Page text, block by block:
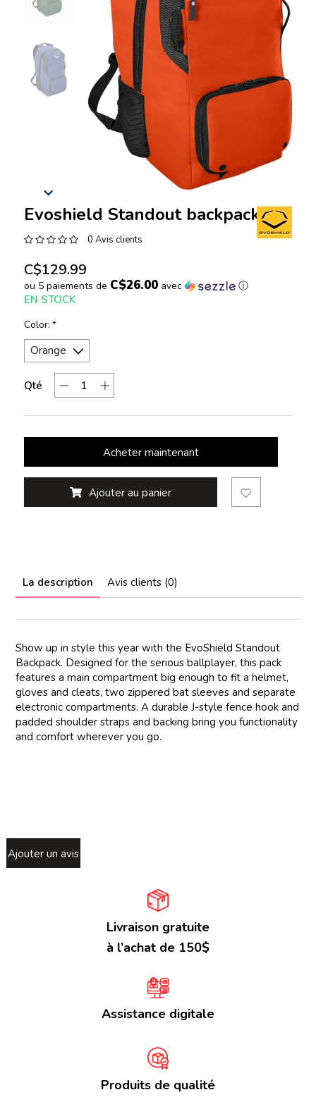
Evoshield Standout backpack
0 Avis clients
C$129.99
ou 5 paiements de C$26.00avec ⓘ
EN STOCK
Color: *
Qté
Acheter maintenant
Ajouter au panier
La description Avis clients (0)
Show up in style this year with the EvoShield Standout
Backpack. Designed for the serious ballplayer, this pack
features a main compartment big enough to fit a helmet,
gloves and cleats, two zippered bat sleeves and separate
electronic compartments. A durable J-style fence hook and
padded shoulder straps and backing bring you functionality
and comfort wherever you go.
Ajouter un avis
Livraison gratuite
à l’achat de 150$
Assistance digitale
Produits de qualité